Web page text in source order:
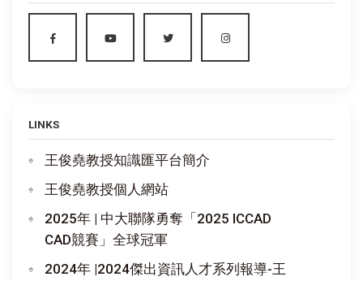
LINKS
王俊堯教授知識匯平台簡介
王俊堯教授個人網站
2025年 | 中大聯隊勇奪「2025 ICCAD
CAD競賽」全球冠軍
2024年 |2024傑出資訊人才系列報導-王